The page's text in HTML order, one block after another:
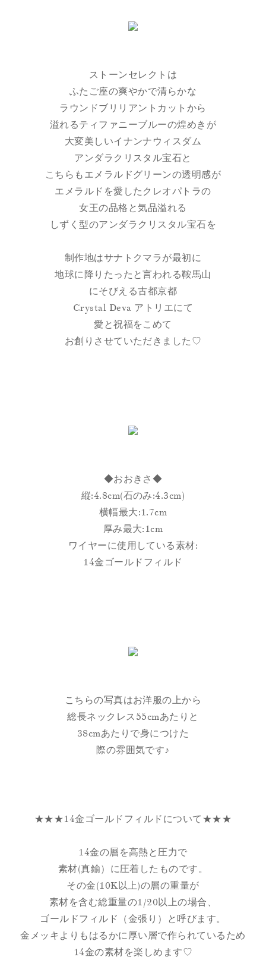
ストーンセレクトは
ふたご座の爽やかで清らかな
ラウンドブリリアントカットから
溢れるティファニーブルーの煌めきが
大変美しいイナンナウィスダム
アンダラクリスタル宝石と
こちらもエメラルドグリーンの透明感が
エメラルドを愛したクレオパトラの
女王の品格と気品溢れる
しずく型のアンダラクリスタル宝石を
制作地はサナトクマラが最初に
地球に降りたったと言われる鞍馬山
にそびえる古都京都
Crystal Deva アトリエにて
愛と祝福をこめて
お創りさせていただきました♡
◆おおきさ◆
縦:4.8cm(石のみ:4.3cm)
横幅最大:1.7cm
厚み最大:1cm
ワイヤーに使用している素材:
14金ゴールドフィルド
こちらの写真はお洋服の上から
総長ネックレス55cmあたりと
38cmあたりで身につけた
際の雰囲気です♪
★★★14金ゴールドフィルドについて★★★
14金の層を高熱と圧力で
素材(真鍮）に圧着したものです。
その金(10K以上)の層の重量が
素材を含む総重量の1/20以上の場合、
ゴールドフィルド（金張り）と呼びます。
金メッキよりもはるかに厚い層で作られているため
14金の素材を楽しめます♡